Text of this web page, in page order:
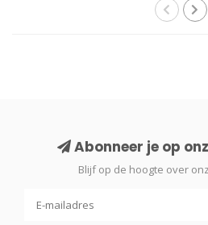
Abonneer je op
Blijf op de hoogte over